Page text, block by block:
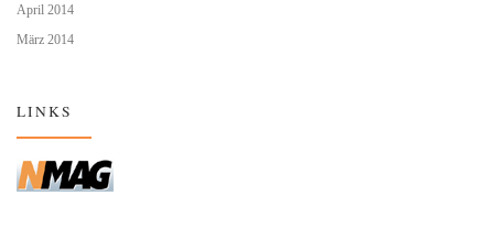
April 2014
März 2014
LINKS